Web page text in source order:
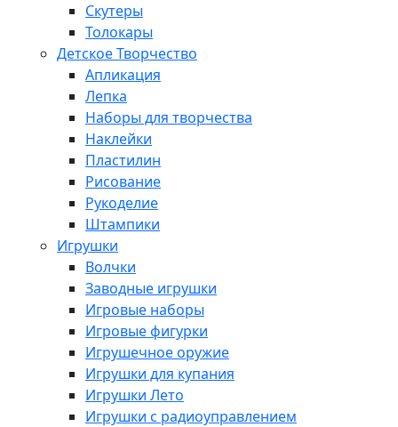
Скутеры
Толокары
Детское Творчество
Апликация
Лепка
Наборы для творчества
Наклейки
Пластилин
Рисование
Рукоделие
Штампики
Игрушки
Волчки
Заводные игрушки
Игровые наборы
Игровые фигурки
Игрушечное оружие
Игрушки для купания
Игрушки Лето
Игрушки с радиоуправлением